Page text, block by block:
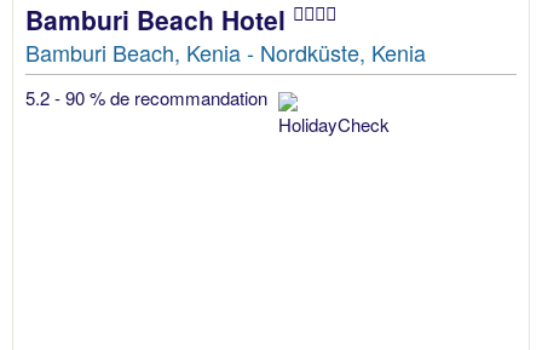
Bamburi Beach Hotel
Bamburi Beach, Kenia - Nordküste, Kenia
5.2 - 90 % de recommandation